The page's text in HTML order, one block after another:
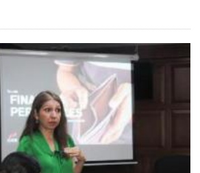
jóvenes han sido incorporados a la
da resultados todos los días, hay una
la violencia, además no es que con
del territorio, no. Hay que quedarse en
seguir con la investigación, es un
de instituciones muy sólidas en el
trabajando y a dar resultados”,
de Seguridad y Protección
García Harfuch, detalló que la
homicidios dolosos tiene que ver con
de la Guardia Nacional con
con más de 600 cuarteles en todo
la presencia en territorio de 120 mil
de la Inteligencia y la